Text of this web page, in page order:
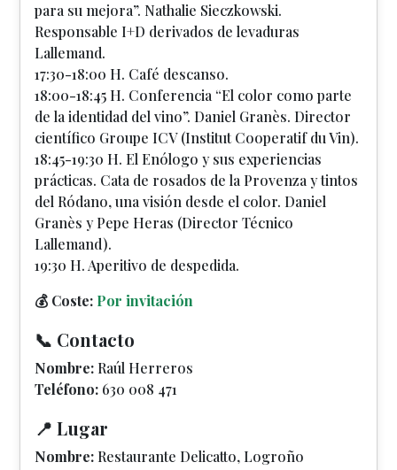
para su mejora”. Nathalie Sieczkowski.
Responsable I+D derivados de levaduras
Lallemand.
17:30-18:00 H. Café descanso.
18:00-18:45 H. Conferencia “El color como parte
de la identidad del vino”. Daniel Granès. Director
científico Groupe ICV (Institut Cooperatif du Vin).
18:45-19:30 H. El Enólogo y sus experiencias
prácticas. Cata de rosados de la Provenza y tintos
del Ródano, una visión desde el color. Daniel
Granès y Pepe Heras (Director Técnico
Lallemand).
19:30 H. Aperitivo de despedida.
💰 Coste: Por invitación
📞 Contacto
Nombre: Raúl Herreros
Teléfono: 630 008 471
📍 Lugar
Nombre: Restaurante Delicatto, Logroño